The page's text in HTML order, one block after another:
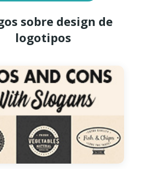
sobre design de
logotipos